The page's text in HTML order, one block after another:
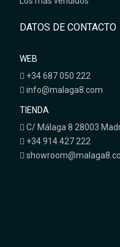
DATOS DE CONTACTO
WEB
+34 687 050 222
info@malaga8.com
TIENDA
C/ Málaga 8 28003
+34 914 427 222